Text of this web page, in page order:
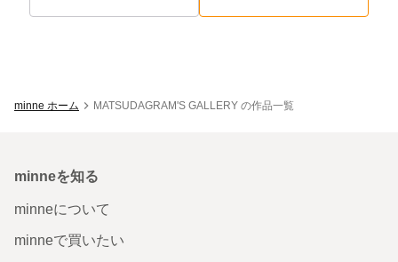
minne ホーム MATSUDAGRAM'S GALLERY の作品一覧
minneを知る
minneについて
minneで買いたい